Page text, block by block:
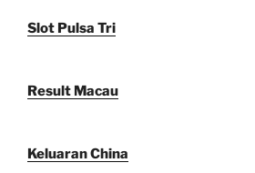
Slot Pulsa Tri
Result Macau
Keluaran China